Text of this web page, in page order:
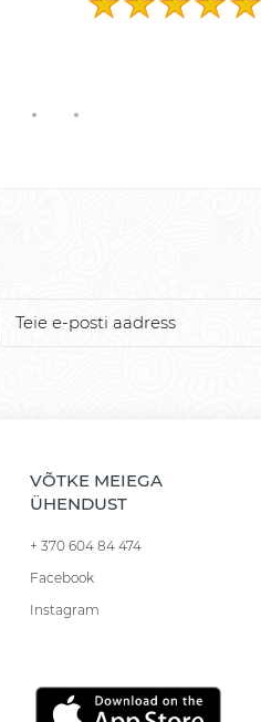
VÕTKE MEIEGA
ÜHENDUST
+ 370 604 84 474
Facebook
Instagram